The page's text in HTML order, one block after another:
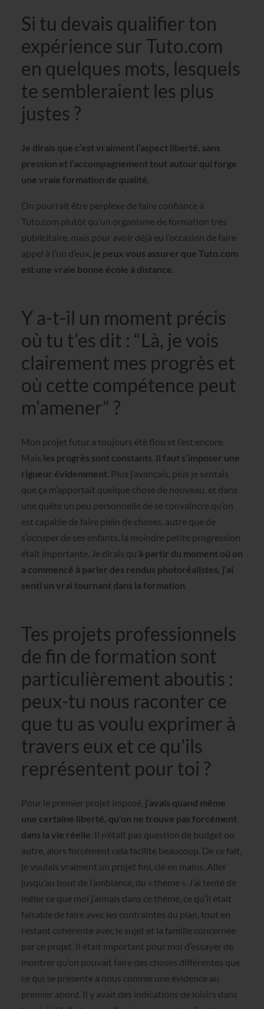
Si tu devais qualifier ton
expérience sur Tuto.com
en quelques mots, lesquels
te sembleraient les plus
justes ?
Je dirais que c’est vraiment l’aspect liberté, sans
pression et l’accompagnement tout autour qui forge
une vraie formation de qualité.
On pourrait être perplexe de faire confiance à
Tuto.com plutôt qu’un organisme de formation très
publicitaire, mais pour avoir déjà eu l’occasion de faire
appel à l’un d’eux, je peux vous assurer que Tuto.com
est une vraie bonne école à distance
Y a-t-il un moment précis
où tu t’es dit : “Là, je vois
clairement mes progrès et
où cette compétence peut
m’amener” ?
Mon projet futur a toujours été flou et l’est encore.
Mais les progrès sont constants Il faut s’imposer une
rigueur évidemment . Plus j’avançais, plus je sentais
que ça m’apportait quelque chose de nouveau, et dans
une quête un peu personnelle de se convaincre qu’on
est capable de faire plein de choses, autre que de
s’occuper de ses enfants, la moindre petite progression
était importante. Je dirais qu’à partir du moment où on
a commencé à parler des rendus photoréalistes, j’ai
senti un vrai tournant dans la formation
Tes projets professionnels
de fin de formation sont
particulièrement aboutis :
peux-tu nous raconter ce
que tu as voulu exprimer à
travers eux et ce qu’ils
représentent pour toi ?
Pour le premier projet imposé, j’avais quand même
une certaine liberté, qu’on ne trouve pas forcément
dans la vie réelle . Il n’était pas question de budget ou
autre, alors forcément cela facilite beaucoup. De ce fait,
je voulais vraiment un projet fini, clé en mains. Aller
jusqu’au bout de l’ambiance, du « thème ». J’ai tenté de
mêler ce que moi j’aimais dans ce thème, ce qu’il était
faisable de faire avec les contraintes du plan, tout en
restant cohérente avec le sujet et la famille concernée
par ce projet. Il était important pour moi d’essayer de
montrer qu’on pouvait faire des choses différentes que
ce qui se présente à nous comme une évidence au
premier abord. Il y avait des indications de loisirs dans